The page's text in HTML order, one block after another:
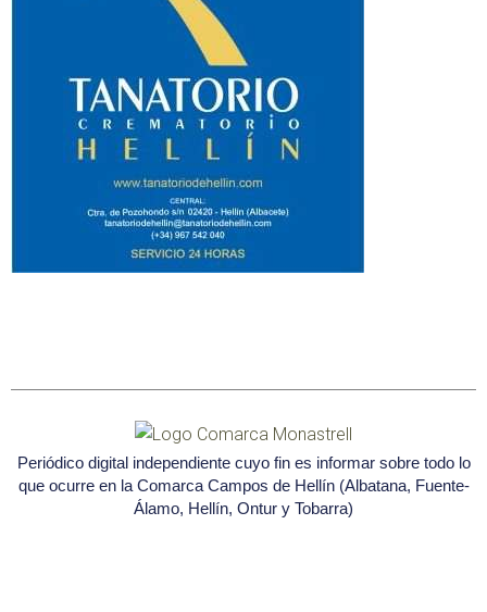
Periódico digital independiente cuyo fin es informar sobre todo lo
que ocurre en la Comarca Campos de Hellín (Albatana, Fuente-
Álamo, Hellín, Ontur y Tobarra)